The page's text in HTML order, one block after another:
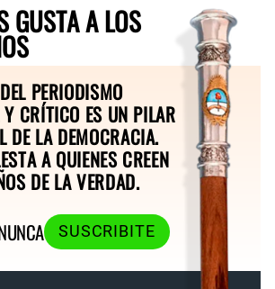
GUSTA A LOS
PERIODISMO
Y CRÍTICO ES UN PILAR
DE LA DEMOCRACIA.
A QUIENES CREEN
DE LA VERDAD.
SUSCRIBITE